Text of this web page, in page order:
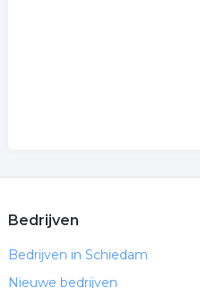
Bedrijven
Bedrijven in Schiedam
Nieuwe bedrijven